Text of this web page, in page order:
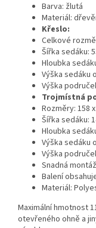
Barva: žlutá
Materiál:
Křeslo:
Celkové
Šířka sedáku:
Hloubka
Výška sedáku
Výška
Trojmístná
Rozměry: 158 x
Šířka sedáku:
Hloubka
Výška sedáku
Výška
Snadná montáž
Balení
Materiál:
Maximální hmotnost
otevřeného ohně a